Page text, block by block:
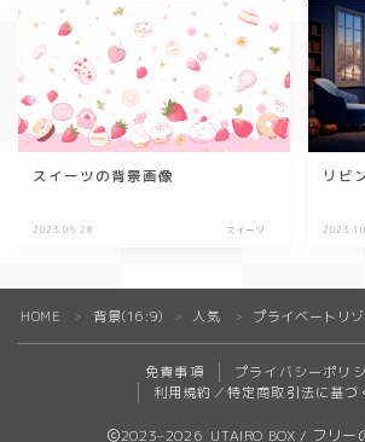
スイーツの背景画像
2023.06.28 スイーツ
リビ
HOME ＞ 背景(16:9) ＞ 人気 ＞ プライベートリ
免責事項
プライバシーポリ
利用規約／特定商取引法に基づ
2023–2026 UTAIRO BOX / フリー